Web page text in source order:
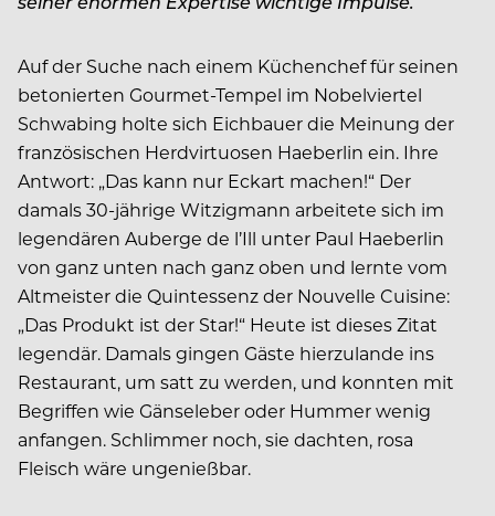
Auf der Suche nach einem Küchenchef für seinen
betonierten Gourmet-Tempel im Nobelviertel
Schwabing holte sich Eichbauer die Meinung der
französischen Herdvirtuosen Haeberlin ein. Ihre
Antwort: „Das kann nur Eckart machen!“ Der
damals 30-jährige Witzigmann arbeitete sich im
legendären Auberge de l’Ill unter Paul Haeberlin
von ganz unten nach ganz oben und lernte vom
Altmeister die Quintessenz der Nouvelle Cuisine:
„Das Produkt ist der Star!“ Heute ist dieses Zitat
legendär. Damals gingen Gäste hierzulande ins
Restaurant, um satt zu werden, und konnten mit
Begriffen wie Gänseleber oder Hummer wenig
anfangen. Schlimmer noch, sie dachten, rosa
Fleisch wäre ungenießbar.